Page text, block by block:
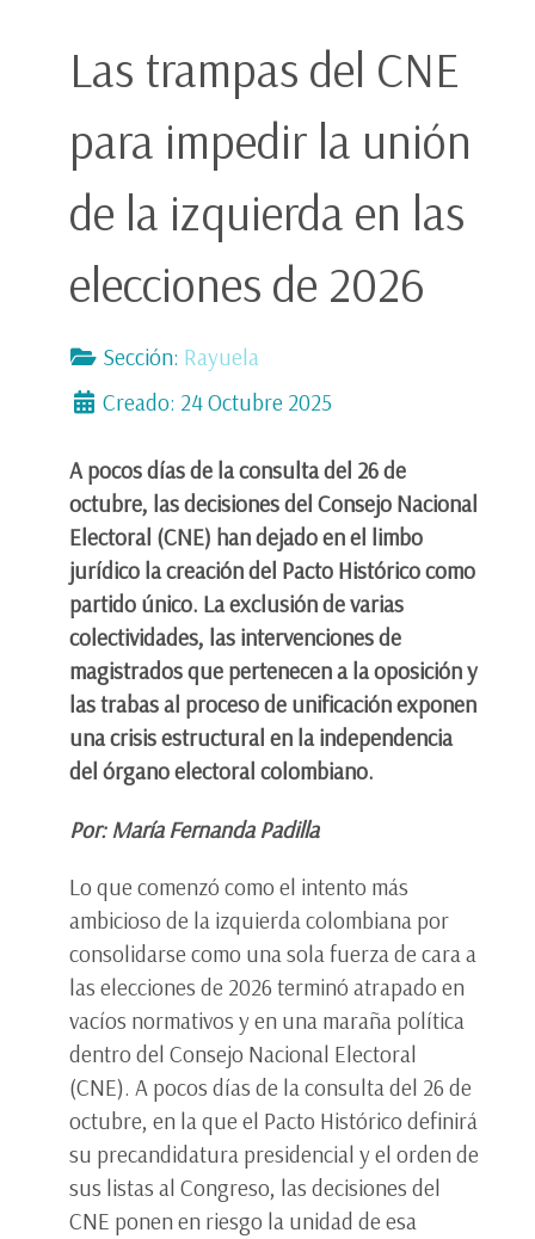
Las trampas del CNE
para impedir la unión
de la izquierda en las
elecciones de 2026
Sección: Rayuela
Creado: 24 Octubre 2025
A pocos días de la consulta del 26 de
octubre, las decisiones del Consejo Nacional
Electoral (CNE) han dejado en el limbo
jurídico la creación del Pacto Histórico como
partido único. La exclusión de varias
colectividades, las intervenciones de
magistrados que pertenecen a la oposición y
las trabas al proceso de unificación exponen
una crisis estructural en la independencia
del órgano electoral colombiano.
Por: María Fernanda Padilla
Lo que comenzó como el intento más
ambicioso de la izquierda colombiana por
consolidarse como una sola fuerza de cara a
las elecciones de 2026 terminó atrapado en
vacíos normativos y en una maraña política
dentro del Consejo Nacional Electoral
(CNE). A pocos días de la consulta del 26 de
octubre, en la que el Pacto Histórico definirá
su precandidatura presidencial y el orden de
sus listas al Congreso, las decisiones del
CNE ponen en riesgo la unidad de esa